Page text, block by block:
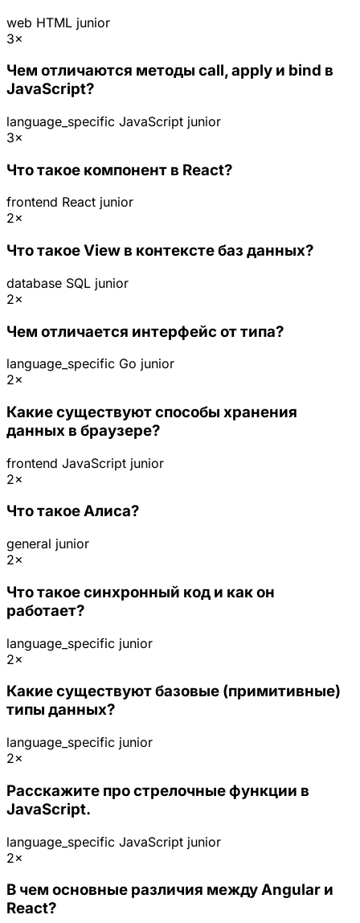
web HTML junior
3×
Чем отличаются методы call, apply и bind в
JavaScript?
language_specific JavaScript junior
3×
Что такое компонент в React?
frontend React junior
2×
Что такое View в контексте баз данных?
database SQL junior
2×
Чем отличается интерфейс от типа?
language_specific Go junior
2×
Какие существуют способы хранения
данных в браузере?
frontend JavaScript junior
2×
Что такое Алиса?
general junior
2×
Что такое синхронный код и как он
работает?
language_specific junior
2×
Какие существуют базовые (примитивные)
типы данных?
language_specific junior
2×
Расскажите про стрелочные функции в
JavaScript.
language_specific JavaScript junior
2×
В чем основные различия между Angular и
React?